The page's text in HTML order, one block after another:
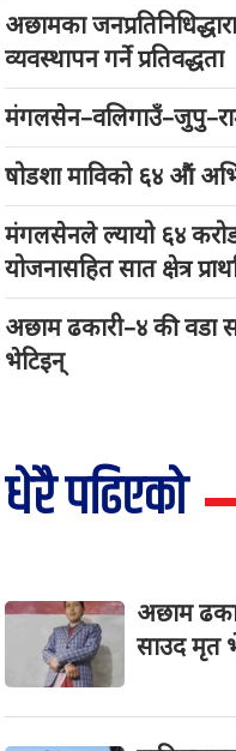
अछामका
व्यवस्थापन गर्ने प्रतिवद्धता
षोडशा माविको ६४ औं
मंगलसेनले ल्यायो ६४
योजनासहित सात क्षेत्र
अछाम ढकारी–४ की वडा
भेटिइन्
धेरै पढिएको
अछाम
साउद मृत